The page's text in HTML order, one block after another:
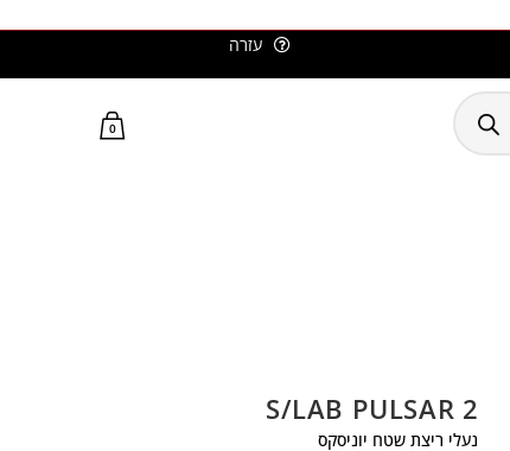
עזרה
0
S/LAB PULSAR 2
נעלי ריצת שטח יוניסקס